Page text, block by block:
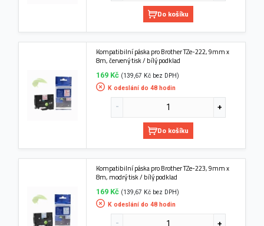
Do košíku
Kompatibilní páska pro Brother TZe-222, 9mm x
8m, červený tisk / bílý podklad
169 Kč (139,67 Kč bez DPH)
K odeslání do 48 hodin
Do košíku
Kompatibilní páska pro Brother TZe-223, 9mm x
8m, modrý tisk / bílý podklad
169 Kč (139,67 Kč bez DPH)
K odeslání do 48 hodin